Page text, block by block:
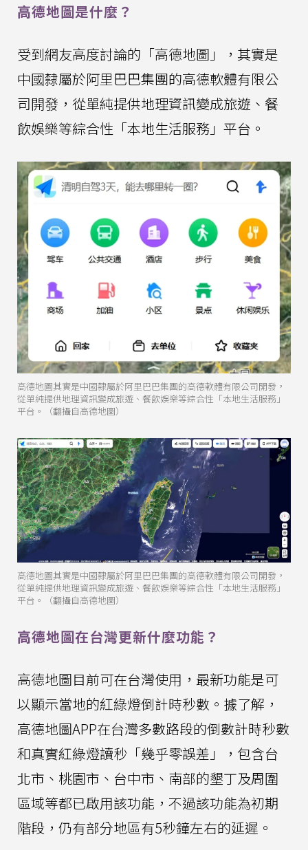
高德地圖是什麼？
受到網友高度討論的「高德地圖」，其實是
中國隸屬於阿里巴巴集團的高德軟體有限公
司開發，從單純提供地理資訊變成旅遊、餐
飲娛樂等綜合性「本地生活服務」平台。
高德地圖其實是中國隸屬於阿里巴巴集團的高德軟體有限公司開發，
從單純提供地理資訊變成旅遊、餐飲娛樂等綜合性「本地生活服務」
平台。（翻攝自高德地圖）
高德地圖其實是中國隸屬於阿里巴巴集團的高德軟體有限公司開發，
從單純提供地理資訊變成旅遊、餐飲娛樂等綜合性「本地生活服務」
平台。（翻攝自高德地圖）
高德地圖在台灣更新什麼功能？
高德地圖目前可在台灣使用，最新功能是可
以顯示當地的紅綠燈倒計時秒數。據了解，
高德地圖APP在台灣多數路段的倒數計時秒數
和真實紅綠燈讀秒「幾乎零誤差」，包含台
北市、桃園市、台中市、南部的墾丁及周圍
區域等都已啟用該功能，不過該功能為初期
階段，仍有部分地區有5秒鐘左右的延遲。